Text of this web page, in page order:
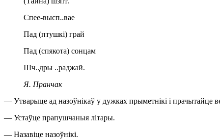
Спее-высп..вае
Пад (птушкі) грай
Пад (спякота) сонцам
Шч..дры ..раджай.
Я. Пранчак
— Утварыце ад назоўнікаў у дужках прыметнікі і прачытайце
— Устаўце прапушчаныя літары.
— Назавіце назоўнікі.